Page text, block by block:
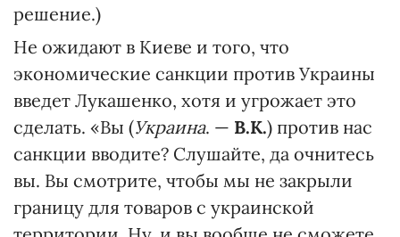
решение.)
Не ожидают в Киеве и того, что
экономические санкции против Украины
введет Лукашенко, хотя и угрожает это
сделать. «Вы (Украина. — В.К.) против нас
санкции вводите? Слушайте, да очнитесь
вы. Вы смотрите, чтобы мы не закрыли
границу для товаров с украинской